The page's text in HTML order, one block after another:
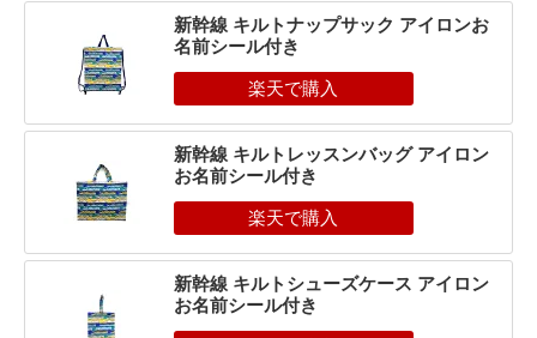
新幹線 キルトナップサック アイロンお
名前シール付き
新幹線 キルトレッスンバッグ アイロン
お名前シール付き
新幹線 キルトシューズケース アイロン
お名前シール付き